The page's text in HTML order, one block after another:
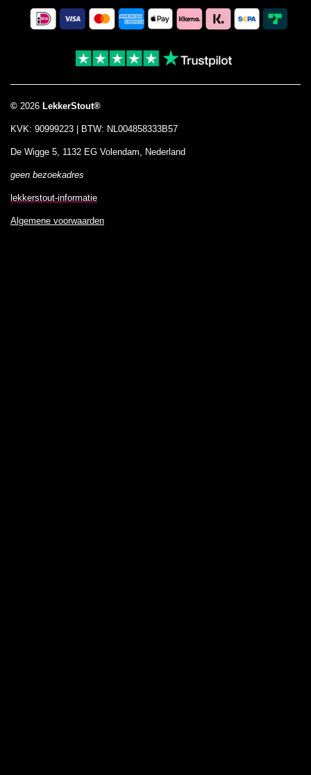
b
o
k
a
g
a
m
s
A
p
o
k
© 2026 LekkerStout®
KVK: 90999223 | BTW: NL004858333B57
De Wigge 5, 1132 EG Volendam, Nederland
geen bezoekadres
lekkerstout-informatie
Algemene voorwaarden